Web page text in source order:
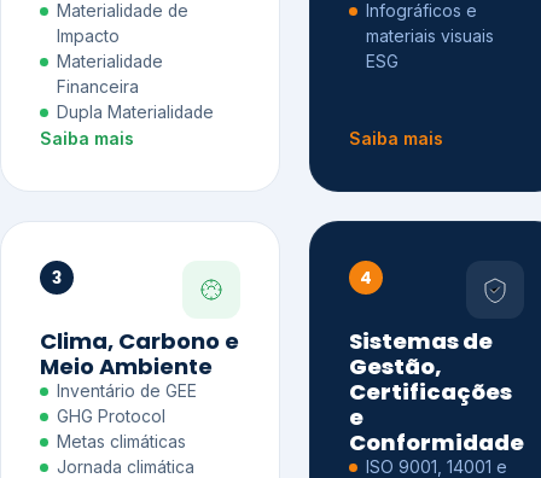
Materialidade de
Impacto
Materialidade
Financeira
Dupla Materialidade
Saiba mais
Infográficos e
materiais visuais
ESG
Saiba mais
3
Clima, Carbono e
Meio Ambiente
Inventário de GEE
GHG Protocol
Metas climáticas
Jornada climática
4
Sistemas de
Gestão,
Certificações
e
Conformidade
ISO 9001, 14001 e